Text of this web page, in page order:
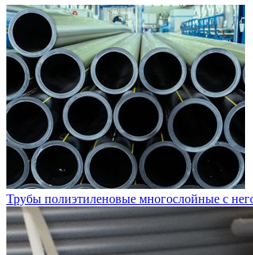
Трубы полиэтиленовые многослойные с